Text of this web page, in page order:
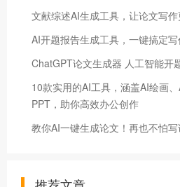
文献综述AI生成工具，让论文写
AI开题报告生成工具，一键搞定
ChatGPT论文生成器 人工智能开
10款实用的AI工具，涵盖AI绘画
PPT，助你高效办公创作
教你AI一键生成论文！再也不怕写